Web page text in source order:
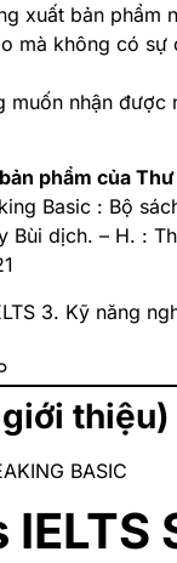
xuất bản phẩm
mà không có
muốn nhận
phẩm của
Basic : Bộ
Bùi dịch. – H. :
3. Kỹ năng
thiệu)
BASIC
IELTS